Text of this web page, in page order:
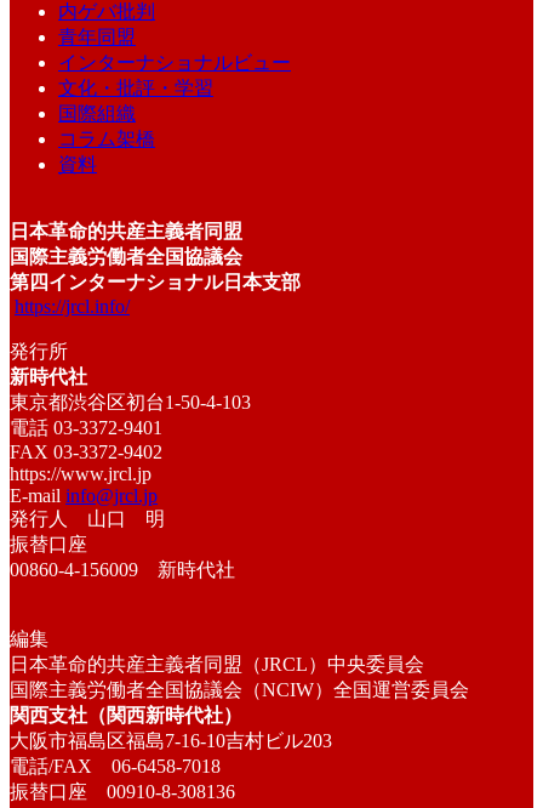
内ゲバ批判
青年同盟
インターナショナルビュー
文化・批評・学習
国際組織
コラム架橋
資料
日本革命的共産主義者同盟
国際主義労働者全国協議会
第四インターナショナル日本支部
https://jrcl.info/
発行所
新時代社
東京都渋谷区初台1-50-4-103
電話 03-3372-9401
FAX 03-3372-9402
https://www.jrcl.jp
E-mail info@jrcl.jp
発行人 山口 明
振替口座
00860-4-156009 新時代社
編集
日本革命的共産主義者同盟（JRCL）中央委員会
国際主義労働者全国協議会（NCIW）全国運営委員会
関西支社（関西新時代社）
大阪市福島区福島7-16-10吉村ビル203
電話/FAX 06-6458-7018
振替口座 00910-8-308136